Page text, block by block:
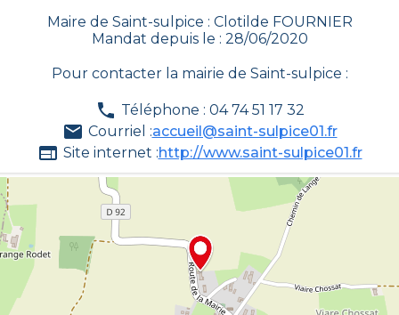
Maire de Saint-sulpice : Clotilde FOURNIER
Mandat depuis le : 28/06/2020
Pour contacter la mairie de Saint-sulpice :
Téléphone : 04 74 51 17 32
Courriel :accueil@saint-sulpice01.fr
Site internet :http://www.saint-sulpice01.fr